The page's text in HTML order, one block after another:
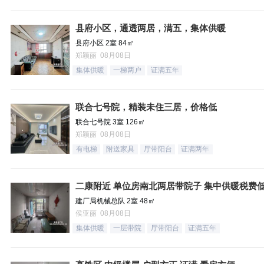
县府小区，通透两居，满五，集体供暖
县府小区 2室 84㎡
郑颖丽 08月08日
集体供暖
一梯两户 证满五年
联合七号院，精装未住三居，价格低
联合七号院 3室 126㎡
郑颖丽 08月08日
有电梯
附送家具 厅带阳台 证满两年
二康附近 单位房南北两居带院子 集中供暖税费
建厂局机械总队 2室 48㎡
侯亚丽 08月08日
集体供暖
一层带院 厅带阳台 证满五年